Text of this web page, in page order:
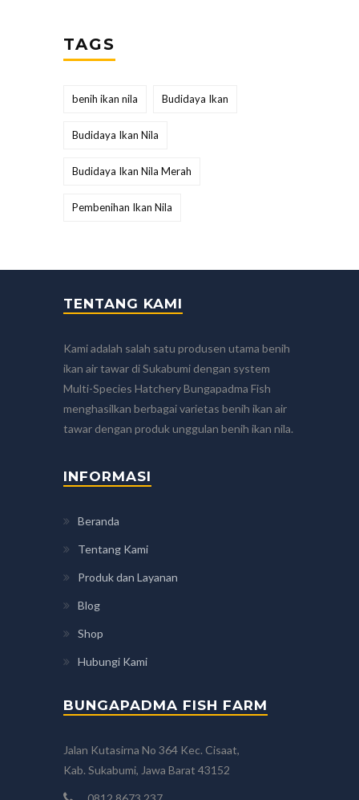
TAGS
benih ikan nila Budidaya Ikan
Budidaya Ikan Nila
Budidaya Ikan Nila Merah
Pembenihan Ikan Nila
TENTANG KAMI
Kami adalah salah satu produsen utama benih
ikan air tawar di Sukabumi dengan system
Multi-Species Hatchery Bungapadma Fish
menghasilkan berbagai varietas benih ikan air
tawar dengan produk unggulan benih ikan nila.
INFORMASI
Beranda
Tentang Kami
Produk dan Layanan
Blog
Shop
Hubungi Kami
BUNGAPADMA FISH FARM
Jalan Kutasirna No 364 Kec. Cisaat,
Kab. Sukabumi, Jawa Barat 43152